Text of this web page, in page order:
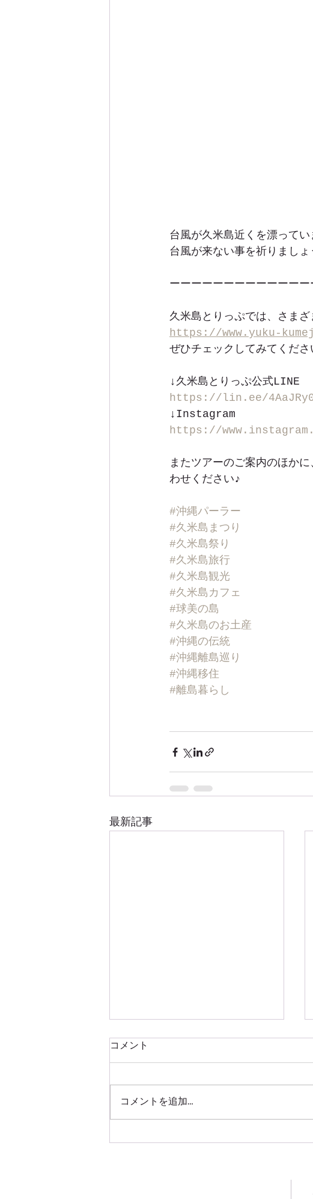
台風が久米島近くを漂ってい
台風が来ない事を祈りましょ
ーーーーーーーーーーーー
久米島とりっぷでは、さまざ
https://www.yuku-
ぜひチェックしてみてくださ
↓久米島とりっぷ公式LINE
https://lin.ee/
↓Instagram
https://
またツアーのご案内のほか
わせください♪
#沖縄パーラー
#久米島まつり
#久米島祭り
#久米島旅行
#久米島観光
#久米島カフェ
#球美の島
#久米島のお土産
#沖縄の伝統
#沖縄離島巡り
#沖縄移住
#離島暮らし
最新記事
コメント
コメントを追加…